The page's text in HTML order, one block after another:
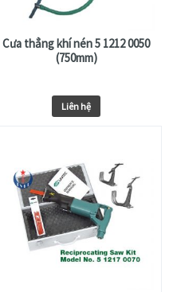
Cưa thẳng khí nén 5 1212 0050
(750mm)
Liên hệ